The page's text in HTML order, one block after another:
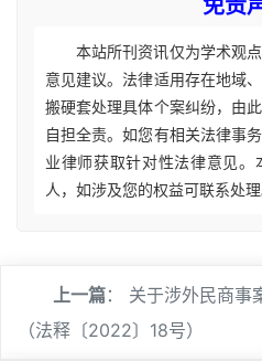
免责
本站所刊资讯仅为学术观
意见建议。法律适用存在地域
搬硬套处理具体个案纠纷，由
自担全责。如您有相关法律事
业律师获取针对性法律意见
人，如涉及您的权益可联系处理
上一篇： 关于涉外民商事
（法释〔2022〕18号）